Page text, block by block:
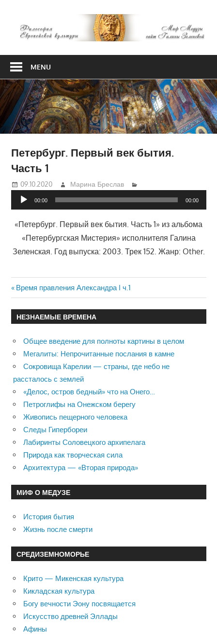
content
Европейской
MENU
Петербург. Первый век бытия.
Часть 1
09.10.2020 Марина Бреслав
Аудиоплеер
00:00 00:00
«Петербург. Первый век бытия. Часть 1» из альбома
«Петербургская Мистерия» исполнителя Галина
Зеленская. Год выпуска: 2003. Трек 152. Жанр: Other.
Навигация
по
записям
Previous
Post:
Время правления Александра I ч.1
НЕЗНАЕМЫЕ ВРЕМЕНА
Общее введение для полноты картины в целом
Мегалиты: Непрочитанные послания в камне
Сокровища Карелии — страны, где небо не
рассталось с землей
«Делос, остров бедный» что на Онего…
Петроглифы на Онежском берегу
Живопись пещерного человека
Следы Гипербореи
Лабиринты Соловецкого архипелага
Природа как творческая сила
Архитектура — «Вторая природа»
МИФ О МЕДУЗЕ
История бытия
Жизнь после смерти
СРЕДИЗЕМНОМОРЬЕ
Крито — Микенская культура
Кикладская культура
Богу вечности Эону посвящается
Искусство древней Эллады
Афины